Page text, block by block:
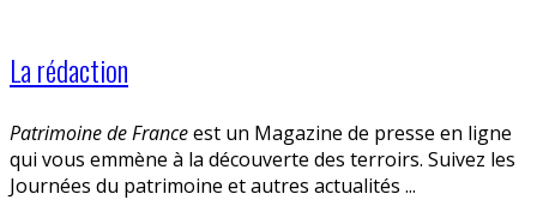
La rédaction
Patrimoine de Franceest un Magazine de presse en ligne
qui vous emmène à la découverte des terroirs. Suivez les
Journées du patrimoine et autres actualités ...